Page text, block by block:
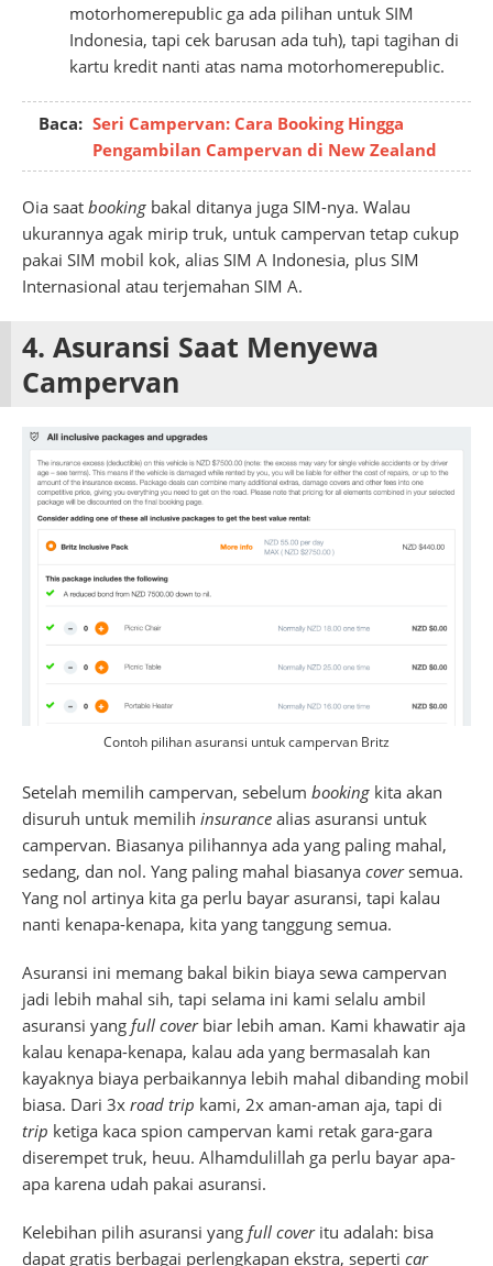
motorhomerepublic ga ada pilihan untuk SIM
Indonesia, tapi cek barusan ada tuh), tapi tagihan di
kartu kredit nanti atas nama motorhomerepublic.
Baca: Seri Campervan: Cara Booking Hingga
Pengambilan Campervan di New Zealand
Oia saat booking bakal ditanya juga SIM-nya. Walau
ukurannya agak mirip truk, untuk campervan tetap cukup
pakai SIM mobil kok, alias SIM A Indonesia, plus SIM
Internasional atau terjemahan SIM A.
4. Asuransi Saat Menyewa
Campervan
Contoh pilihan asuransi untuk campervan Britz
Setelah memilih campervan, sebelum booking kita akan
disuruh untuk memilih insurance alias asuransi untuk
campervan. Biasanya pilihannya ada yang paling mahal,
sedang, dan nol. Yang paling mahal biasanya coversemua.
Yang nol artinya kita ga perlu bayar asuransi, tapi kalau
nanti kenapa-kenapa, kita yang tanggung semua.
Asuransi ini memang bakal bikin biaya sewa campervan
jadi lebih mahal sih, tapi selama ini kami selalu ambil
asuransi yang full coverbiar lebih aman. Kami khawatir aja
kalau kenapa-kenapa, kalau ada yang bermasalah kan
kayaknya biaya perbaikannya lebih mahal dibanding mobil
biasa. Dari 3x road trip kami, 2x aman-aman aja, tapi di
trip ketiga kaca spion campervan kami retak gara-gara
diserempet truk, heuu. Alhamdulillah ga perlu bayar apa-
apa karena udah pakai asuransi.
Kelebihan pilih asuransi yang full coveritu adalah: bisa
dapat gratis berbagai perlengkapan ekstra, seperti car